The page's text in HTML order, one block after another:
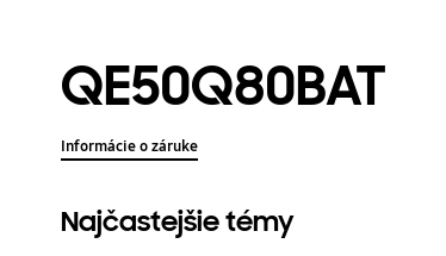
QE50Q80BAT
Informácie o záruke
Najčastejšie témy